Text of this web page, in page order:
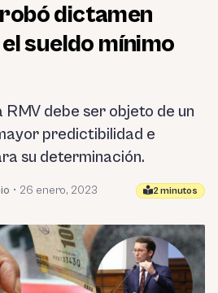
dictamen
sueldo mínimo
RMV debe ser objeto de un
predictibilidad e
su determinación.
• 26 enero, 2023 2 minutos